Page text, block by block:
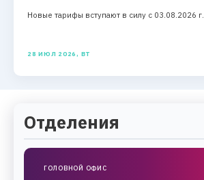
Новые тарифы вступают в силу с 03.08.2026 г.
28 ИЮЛ 2026, ВТ
Отделения
ГОЛОВНОЙ ОФИС